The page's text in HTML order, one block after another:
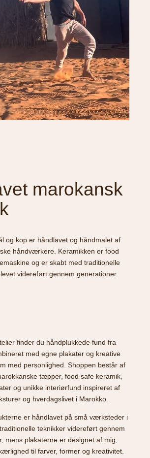
marokansk
og kop er håndlavet og håndmalet af
håndværkere. Keramikken er food
og er skabt med traditionelle
videreført gennem generationer.
finder du håndplukkede fund fra
med egne plakater og kreative
med personlighed. Shoppen består af
tæpper, food safe keramik,
og unikke interiørfund inspireret af
og hverdagslivet i Marokko.
er håndlavet på små værksteder i
teknikker videreført gennem
mens plakaterne er designet af mig,
til farver, former og kreativitet.